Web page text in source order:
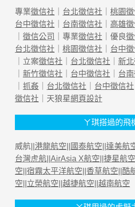
專業徵信社 ｜ 台北徵信社 ｜ 桃園
台中徵信社 ｜ 台南徵信社 ｜ 高雄
｜ 徵信公司 ｜專業徵信社 ｜優良
台北徵信社 ｜ 桃園徵信社 ｜ 台中
｜立案徵信社 ｜ 台北徵信社 ｜ 新
｜ 新竹徵信社 ｜ 台中徵信社 ｜ 台
｜ 抓姦 ｜ 台北徵信社 ｜ 台中徵信社
徵信社 ｜天狼星網頁設計
ㄚ琪搭過的飛
威航|| 港龍航空 國泰航空 達美航
台灣虎航 AirAsia X航空 捷星航空
空 宿霧太平洋航空 香草航空 酷
空 立榮航空 越捷航空 越南航空